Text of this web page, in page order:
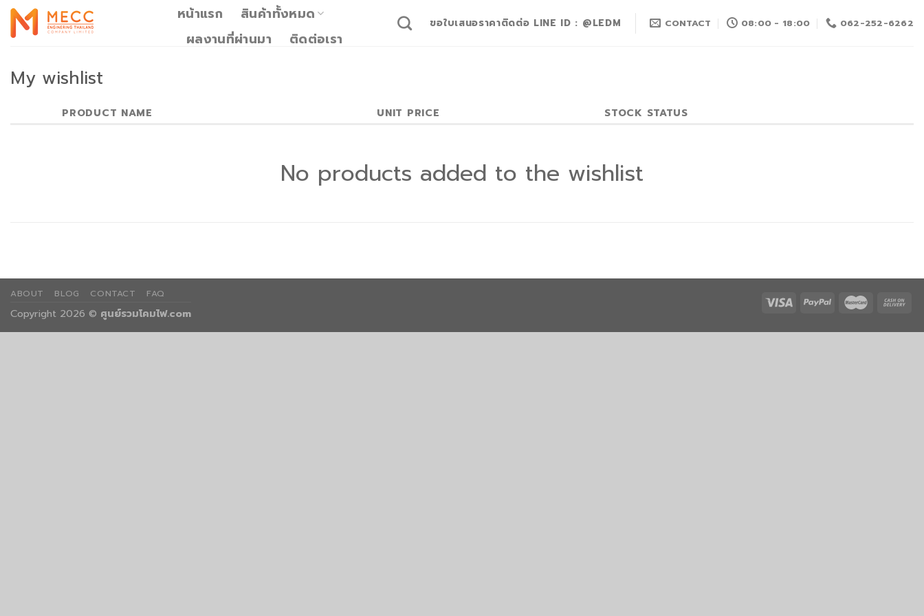
Skip
content
หน้าแรก
สินค้าทั้งหมด
ผลงานที่ผ่านมา
ติดต่อเรา
ขอใบเสนอราคาติดต่อ LINE ID : @LEDM CONTACT 08:00 - 18:00 062-252-6262
My wishlist
PRODUCT NAME UNIT PRICE STOCK STATUS
No products added to the wishlist
ABOUT BLOG CONTACT FAQ
Copyright 2026 © ศูนย์รวมโคมไฟ.com